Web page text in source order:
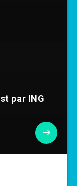
par ING